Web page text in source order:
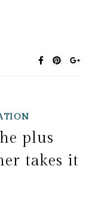
plus
takes it